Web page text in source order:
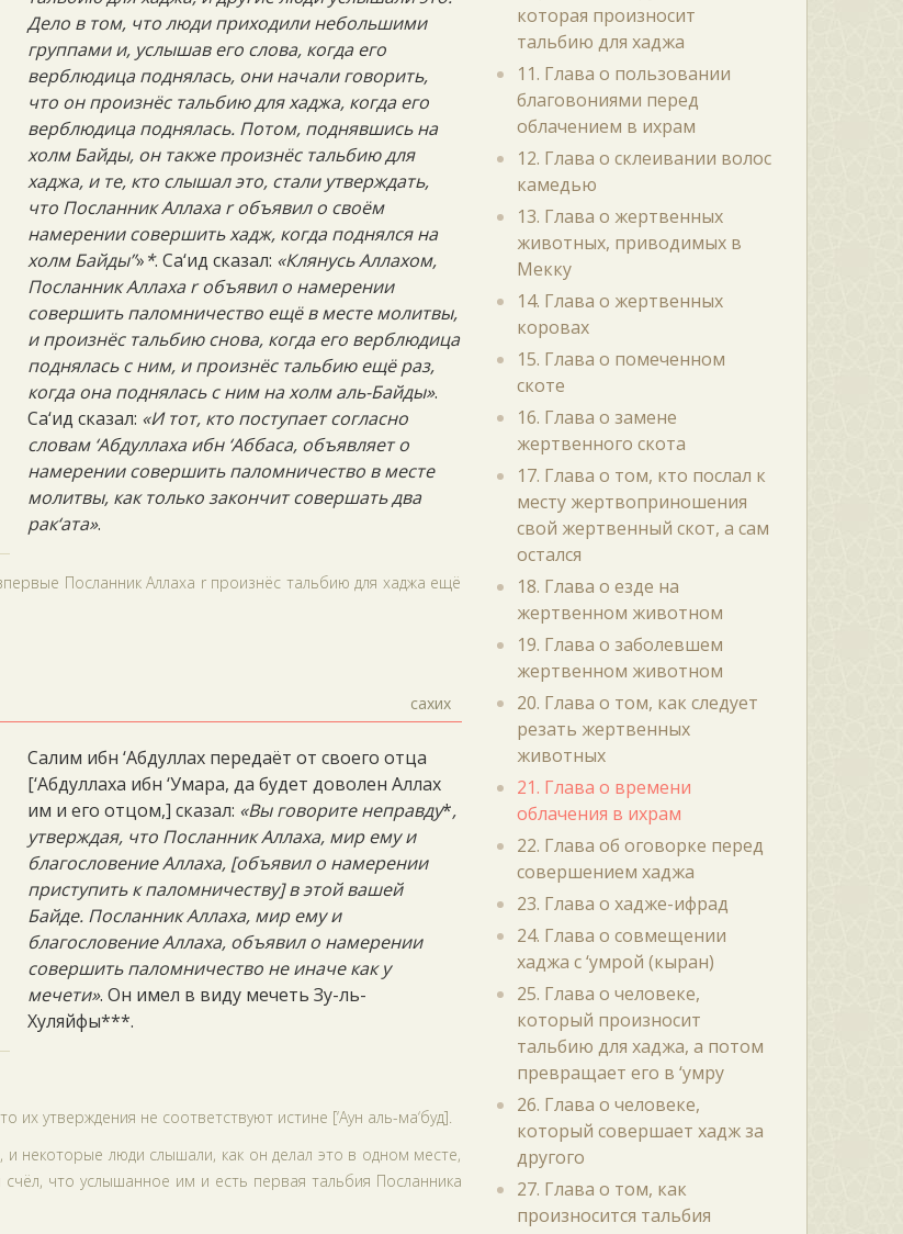
Дело в том, что люди приходили небольшими
группами и, услышав его слова, когда его
верблюдица поднялась, они начали говорить,
что он произнёс тальбию для хаджа, когда его
верблюдица поднялась. Потом, поднявшись на
холм Байды, он также произнёс тальбию для
хаджа, и те, кто слышал это, стали утверждать,
что Посланник Аллаха r объявил о своём
намерении совершить хадж, когда поднялся на
холм Байды”»*. Са‘ид сказал: «Клянусь Аллахом,
Посланник Аллаха r объявил о намерении
совершить паломничество ещё в месте молитвы,
и произнёс тальбию снова, когда его верблюдица
поднялась с ним, и произнёс тальбию ещё раз,
когда она поднялась с ним на холм аль-Байды».
Са‘ид сказал: «И тот, кто поступает согласно
словам ‘Абдуллаха ибн ‘Аббаса, объявляет о
намерении совершить паломничество в месте
молитвы, как только закончит совершать два
рак‘ата».
Посланник Аллаха r произнёс тальбию для хаджа ещё
сахих
Салим ибн ‘Абдуллах передаёт от своего отца
[‘Абдуллаха ибн ‘Умара, да будет доволен Аллах
им и его отцом,] сказал: «Вы говорите неправду*,
утверждая, что Посланник Аллаха, мир ему и
благословение Аллаха, [объявил о намерении
приступить к паломничеству] в этой вашей
Байде. Посланник Аллаха, мир ему и
благословение Аллаха, объявил о намерении
совершить паломничество не иначе как у
мечети». Он имел в виду мечеть Зу-ль-
Хуляйфы***.
утверждения не соответствуют истине [‘Аун аль-ма‘буд].
некоторые люди слышали, как он делал это в одном месте,
что услышанное им и есть первая тальбия Посланника
которая произносит
тальбию для хаджа
11. Глава о пользовании
благовониями перед
облачением в ихрам
12. Глава о склеивании волос
камедью
13. Глава о жертвенных
животных, приводимых в
Мекку
14. Глава о жертвенных
коровах
15. Глава о помеченном
скоте
16. Глава о замене
жертвенного скота
17. Глава о том, кто послал к
месту жертвоприношения
свой жертвенный скот, а сам
остался
18. Глава о езде на
жертвенном животном
19. Глава о заболевшем
жертвенном животном
20. Глава о том, как следует
резать жертвенных
животных
21. Глава о времени
облачения в ихрам
22. Глава об оговорке перед
совершением хаджа
23. Глава о хадже-ифрад
24. Глава о совмещении
хаджа с ‘умрой (кыран)
25. Глава о человеке,
который произносит
тальбию для хаджа, а потом
превращает его в ‘умру
26. Глава о человеке,
который совершает хадж за
другого
27. Глава о том, как
произносится тальбия